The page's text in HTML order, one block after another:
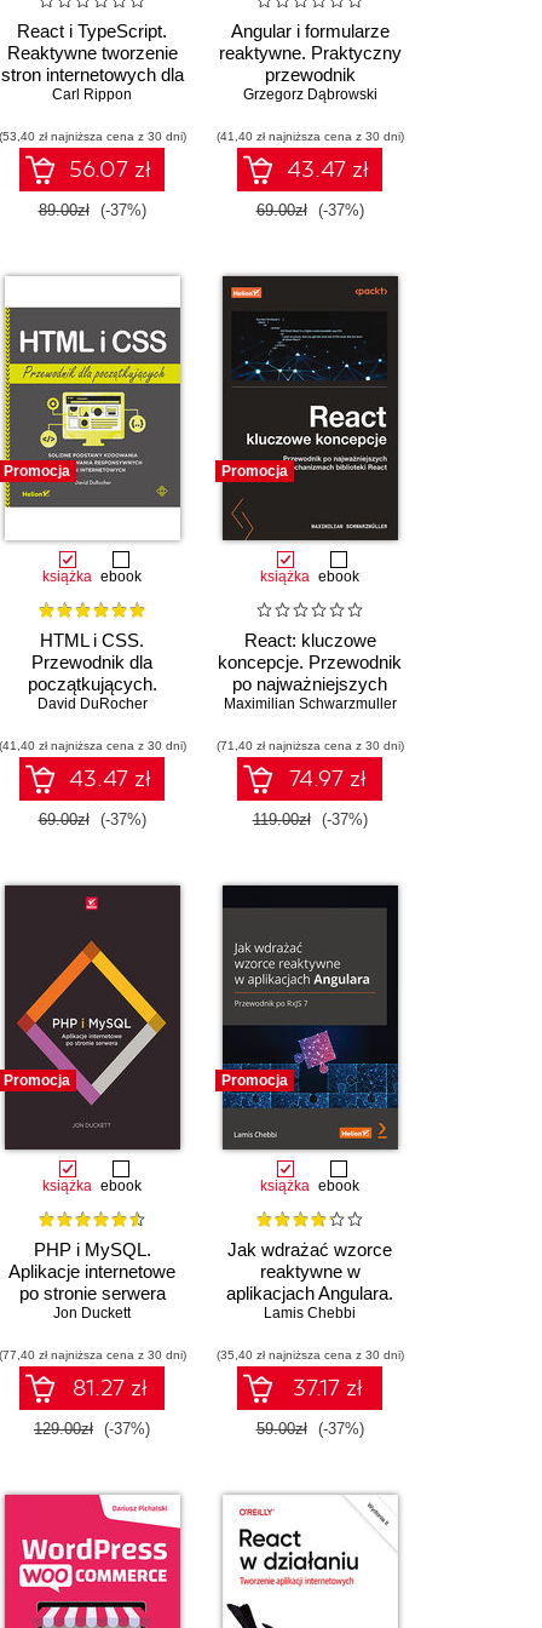
React i TypeScript.
Reaktywne tworzenie
stron internetowych dla
początkujących.
Carl Rippon
(53,40 zł najniższa cena z 30 dni)
56.07 zł
89.00zł (-37%)
Angular i formularze
reaktywne. Praktyczny
przewodnik
Grzegorz Dąbrowski
(41,40 zł najniższa cena z 30 dni)
43.47 zł
69.00zł (-37%)
Promocja
książka ebook
HTML i CSS.
Przewodnik dla
początkujących.
Solidne podstawy
projektowania
responsywnych stron
internetowych
David DuRocher
(41,40 zł najniższa cena z 30 dni)
43.47 zł
69.00zł (-37%)
Promocja
książka ebook
React: kluczowe
koncepcje. Przewodnik
po najważniejszych
mechanizmach
Maximilian Schwarzmuller
(71,40 zł najniższa cena z 30 dni)
74.97 zł
119.00zł (-37%)
Promocja
książka ebook
PHP i MySQL.
Aplikacje internetowe
po stronie serwera
Jon Duckett
(77,40 zł najniższa cena z 30 dni)
81.27 zł
129.00zł (-37%)
Promocja
książka ebook
Jak wdrażać wzorce
reaktywne w
aplikacjach Angulara.
Przewodnik po RxJS 7
Lamis Chebbi
(35,40 zł najniższa cena z 30 dni)
37.17 zł
59.00zł (-37%)